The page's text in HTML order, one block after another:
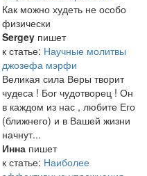
Как можно худеть не особо
физически
Sergey пишет
к статье: Научные молитвы
джозефа мэрфи
Великая сила Веры творит
чудеса ! Бог чудотворец ! Он
в каждом из нас , любите Его
(ближнего) и в Вашей жизни
начнут...
Инна пишет
к статье: Наиболее